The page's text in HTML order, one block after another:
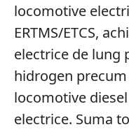
locomotive
ERTMS/ETCS,
electrice de lung
hidrogen
locomotive
electrice. Suma